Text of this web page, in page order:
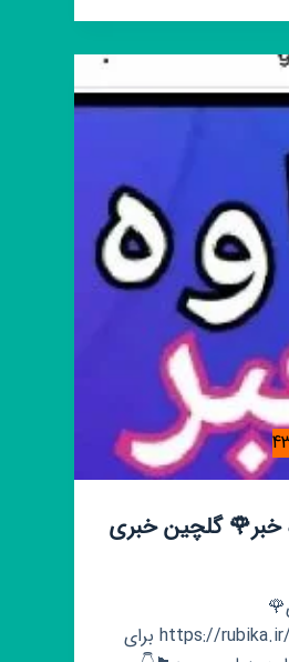
خبر🌹 گلچین خبری
https://rubika.ir/asemanihayegenaveh2 برای